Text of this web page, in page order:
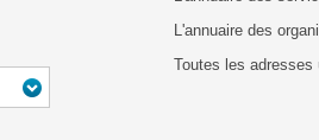
L'annuaire des
Toutes les adresses